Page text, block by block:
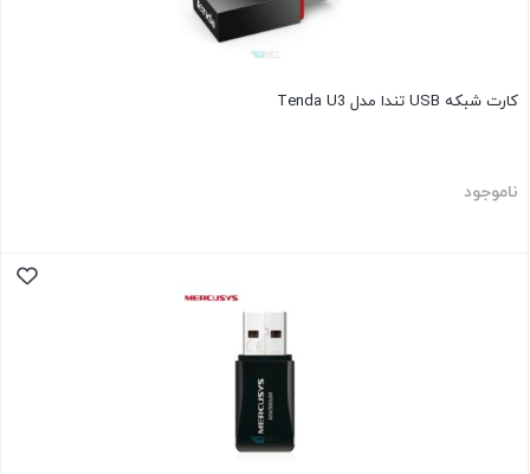
کارت شبکه USB تندا مدل Tenda U3
ناموجود